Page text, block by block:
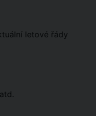
letové řády